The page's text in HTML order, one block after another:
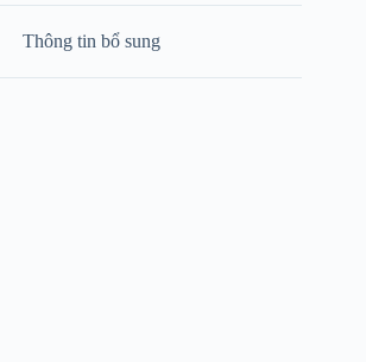
Thông tin bổ sung